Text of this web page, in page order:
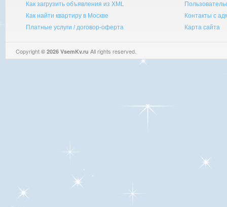
Как загрузить объявления из XML
Как найти квартиру в Москве
Платные услуги / договор-оферта
Контакты с
Карта сайта
Copyright © 2026 VsemKv.ru All rights reserved.